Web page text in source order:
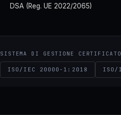
DSA (Reg. UE 2022/2065)
SISTEMA DI GESTIONE CERTIFICATO
ISO/IEC 20000-1:2018 ISO/